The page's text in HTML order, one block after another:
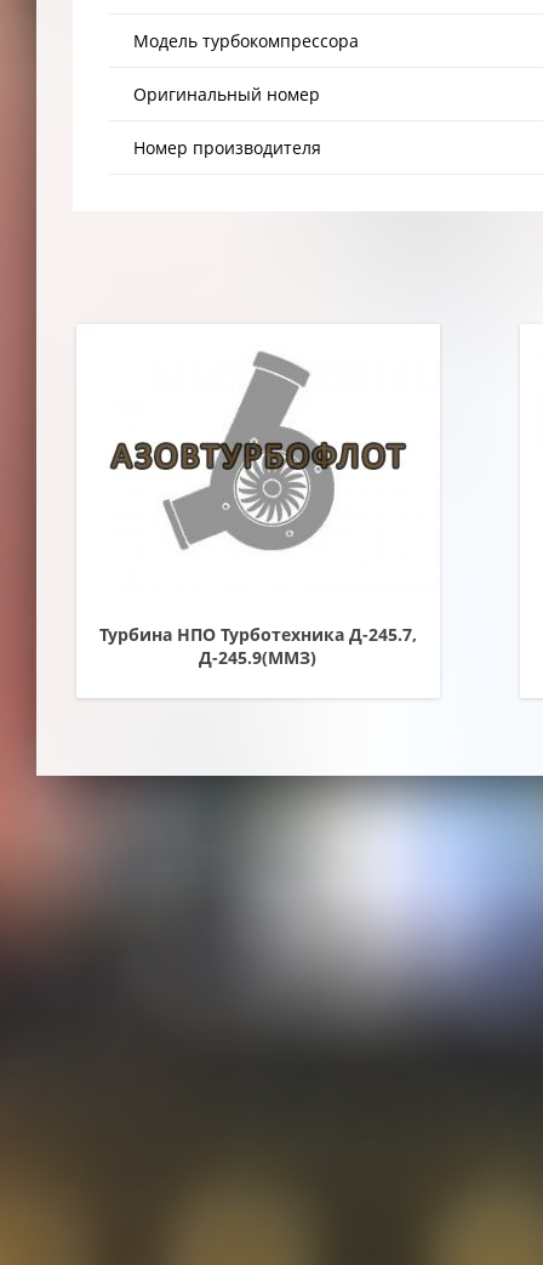
Модель турбокомпрессора
Оригинальный номер
Номер производителя
Турбина НПО Турботехника Д-245.7,
Д-245.9(ММЗ)